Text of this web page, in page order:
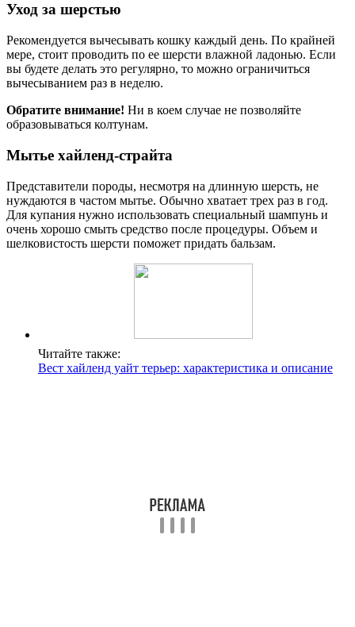
Уход за шерстью
Рекомендуется вычесывать кошку каждый день. По крайней
мере, стоит проводить по ее шерсти влажной ладонью. Если
вы будете делать это регулярно, то можно ограничиться
вычесыванием раз в неделю.
Обратите внимание! Ни в коем случае не позволяйте
образовываться колтунам.
Мытье хайленд-страйта
Представители породы, несмотря на длинную шерсть, не
нуждаются в частом мытье. Обычно хватает трех раз в год.
Для купания нужно использовать специальный шампунь и
очень хорошо смыть средство после процедуры. Объем и
шелковистость шерсти поможет придать бальзам.
Читайте также:
Вест хайленд уайт терьер: характеристика и описание